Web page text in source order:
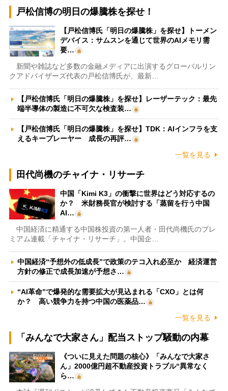
戸松信博の明日の爆騰株を探せ！
【戸松信博氏「明日の爆騰株」を探せ】トーメン
デバイス：サムスンを通じて世界のAIメモリ需
要…
新聞や雑誌など多数の金融メディアに出演するグローバルリン
クアドバイザーズ代表の戸松信博氏が、最新…
【戸松信博氏「明日の爆騰株」を探せ】レーザーテック：最先
端半導体の製造に不可欠な検査装…
【戸松信博氏「明日の爆騰株」を探せ】TDK：AIインフラを支
えるキープレーヤー 成長の再評…
一覧を見る
田代尚機のチャイナ・リサーチ
中国「Kimi K3」の衝撃に世界はどう対応するの
か？ 米財務長官が検討する「蒸留を行う中国
AI…
中国経済に精通する中国株投資の第一人者・田代尚機氏のプレ
ミアム連載「チャイナ・リサーチ」。中国企…
中国経済“予想外の低成長”で政策のテコ入れ必至か 経済運営
方針の修正で成長加速が予想さ…
“AI革命”で爆発的な需要拡大が見込まれる「CXO」とは何
か？ 高い競争力を持つ中国の医薬品…
一覧を見る
「みんなで大家さん」配当ストップ騒動の内幕
《ついに見えた問題の核心》「みんなで大家さ
ん」2000億円超不動産投資トラブル“異常なく
ら…